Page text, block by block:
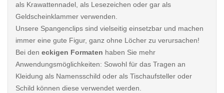
als Krawattennadel, als Lesezeichen oder gar als
Geldscheinklammer verwenden.
Unsere Spangenclips sind vielseitig einsetzbar und machen
immer eine gute Figur, ganz ohne Löcher zu verursachen!
Bei den eckigen Formaten haben Sie mehr
Anwendungsmöglichkeiten: Sowohl für das Tragen an
Kleidung als Namensschild oder als Tischaufsteller oder
Schild können diese verwendet werden.